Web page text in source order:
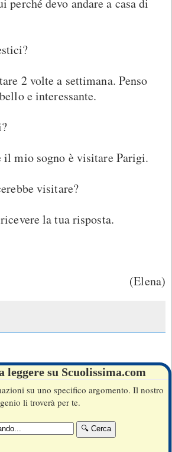
2 volte a settimana. Penso
e interessante.
il mio sogno è visitare Parigi.
visitare?
la tua risposta.
(Elena)
leggere su Scuolissima.com
su uno specifico argomento. Il nostro
genio li troverà per te.